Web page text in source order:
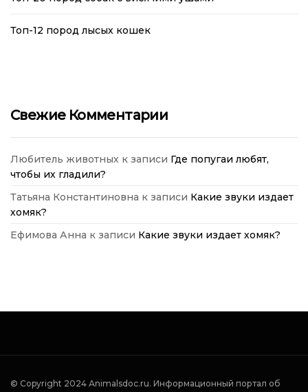
Топ-12 пород лысых кошек
Свежие Комментарии
Любитель животных к записи Где попугаи любят,
чтобы их гладили?
Татьяна Константиновна к записи Какие звуки издает
хомяк?
Ефимова Анна к записи Какие звуки издает хомяк?
© Copyright 2024 Аnimalsdoc.ru. Информационный портал об